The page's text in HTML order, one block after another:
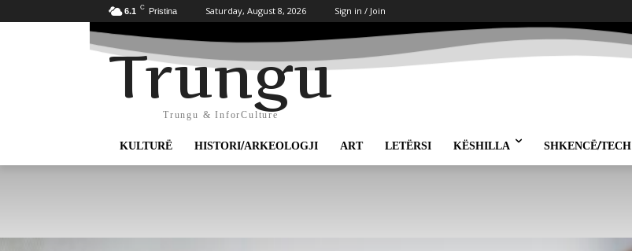
6.1 C Pristina Saturday, August 8, 2026 Sign in / Join
Trungu
Trungu & InforCulture
KULTURË HISTORI/ARKEOLOGJI ART LETËRSI KËSHILLA SHKENCË/TECH